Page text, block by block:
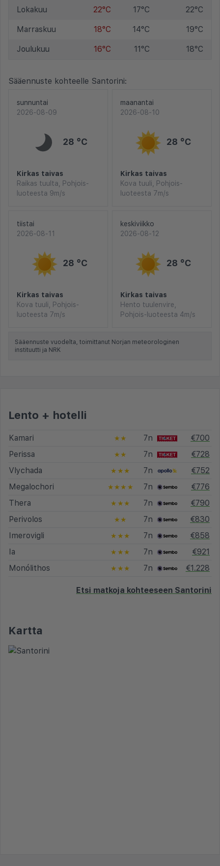
Lokakuu 22°C 17°C 22°C
Marraskuu 18°C 14°C 19°C
Joulukuu 16°C 11°C 18°C
Sääennuste kohteelle Santorini:
sunnuntai
2026-08-09
28 °C
Kirkas taivas
Raikas tuulta, Pohjois-
luoteesta 9m/s
maanantai
2026-08-10
28 °C
Kirkas taivas
Kova tuuli, Pohjois-
luoteesta 7m/s
tiistai
2026-08-11
28 °C
Kirkas taivas
Kova tuuli, Pohjois-
luoteesta 7m/s
keskiviikko
2026-08-12
28 °C
Kirkas taivas
Hento tuulenvire,
Pohjois-luoteesta 4m/s
Sääennuste vuodelta, toimittanut Norjan meteorologinen
instituutti ja NRK
Lento + hotelli
Kamari ★★ 7n
€700
Perissa
★★ 7n
€728
Vlychada
★★★ 7n
€752
Megalochori
★★★★ 7n
€776
Thera
★★★ 7n
€790
Perivolos
★★ 7n
€830
Imerovigli
★★★ 7n
€858
Ia
★★★ 7n
€921
Monólithos
★★★ 7n €1.228
Etsi matkoja kohteeseen Santorini
Kartta